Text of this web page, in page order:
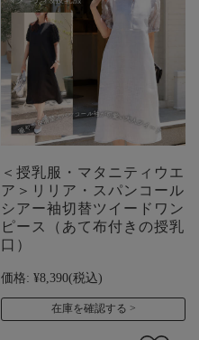
＜授乳服・マタニティウエ
ア＞リリア・スパンコール
シアー袖切替ツイードワン
ピース（あて布付きの授乳
口）
価格: ¥8,390(税込)
在庫を確認する